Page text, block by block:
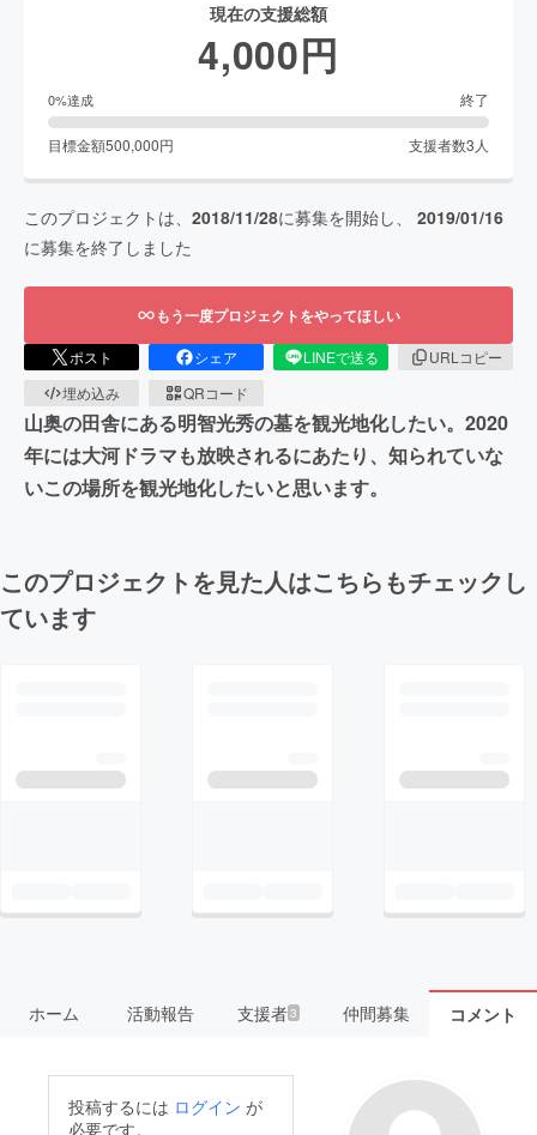
現在の支援総額
4,000円
0%達成 終了
目標金額500,000円 支援者数3 人
このプロジェクトは、 2018/11/28に募集を開始し、 2019/01/16
に募集を終了しました
もう一度プロジェクトをやってほしい
ポスト シェア LINEで送る
URLコピー
埋め込み
QRコード
山奥の田舎にある明智光秀の墓を観光地化したい。2020
年には大河ドラマも放映されるにあたり、知られていな
いこの場所を観光地化したいと思います。
このプロジェクトを見た人はこちらもチェックし
ています
ホーム 活動報告 支援者3 仲間募集 コメント
投稿するには ログイン が
必要です。